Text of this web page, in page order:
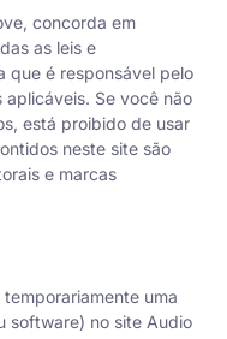
, concorda em
as leis e
que é responsável pelo
Se você não
está proibido de usar
neste site são
e marcas
uma
software) no site Audio